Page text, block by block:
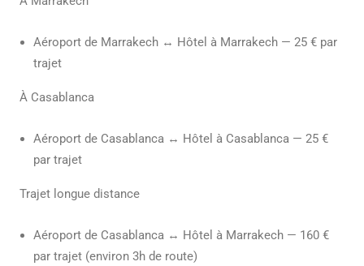
Aéroport de Marrakech ↔ Hôtel à Marrakech — 25 € par
trajet
À Casablanca
Aéroport de Casablanca ↔ Hôtel à Casablanca — 25 €
par trajet
Trajet longue distance
Aéroport de Casablanca ↔ Hôtel à Marrakech — 160 €
par trajet (environ 3h de route)